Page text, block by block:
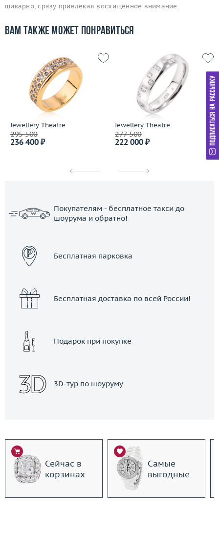
шикарно, сразу привлекая восхищенное внимание.
Вам также может понравиться
Jewellery Theatre
295 500
236 400 ₽
Jewellery Theatre
277 500
222 000 ₽
Покупателям - бесплатное такси до
шоурума и обратно!
Бесплатная парковка
Бесплатная доставка по всей России!
Подарок при покупке
3D-тур по шоуруму
Сейчас в
корзинах
Самые
выгодные